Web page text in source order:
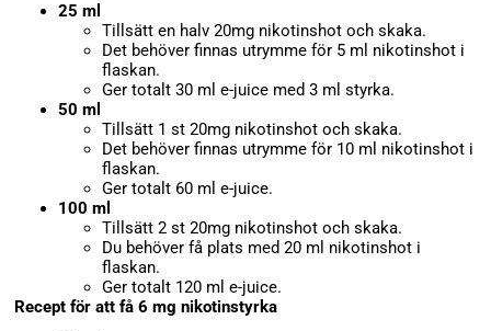
25 ml
Tillsätt en halv 20mg nikotinshot och skaka.
Det behöver finnas utrymme för 5 ml nikotinshot i
flaskan.
Ger totalt 30 ml e-juice med 3 ml styrka.
50 ml
Tillsätt 1 st 20mg nikotinshot och skaka.
Det behöver finnas utrymme för 10 ml nikotinshot i
flaskan.
Ger totalt 60 ml e-juice.
100 ml
Tillsätt 2 st 20mg nikotinshot och skaka.
Du behöver få plats med 20 ml nikotinshot i
flaskan.
Ger totalt 120 ml e-juice.
Recept för att få 6 mg nikotinstyrka